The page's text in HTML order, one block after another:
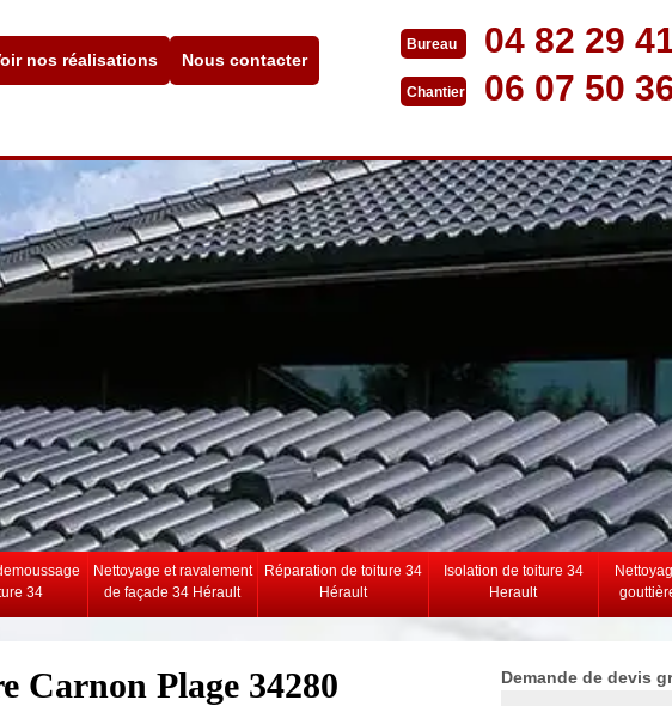
nos réalisations Nous contacter
Bureau 04 82 29
Chantier 06 07 50
34
Nettoyage et ravalement
de façade 34 Hérault
Réparation de toiture 34
Hérault
Isolation de toiture 34
Herault
Carnon Plage 34280 Demande de devis